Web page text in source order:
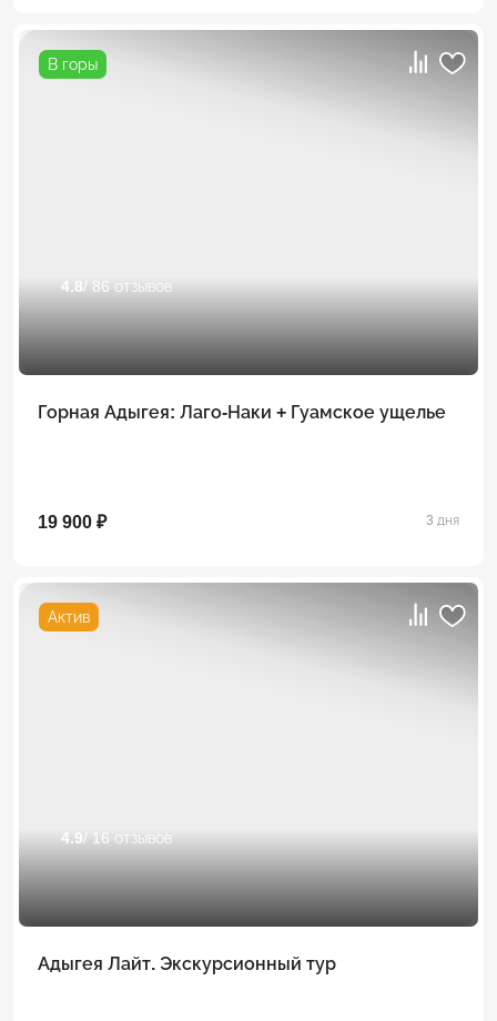
В горы
4.8/ 86 отзывов
Горная Адыгея: Лаго-Наки + Гуамское ущелье
19 900 ₽ 3 дня
Актив
4.9 / 16 отзывов
Адыгея Лайт. Экскурсионный тур